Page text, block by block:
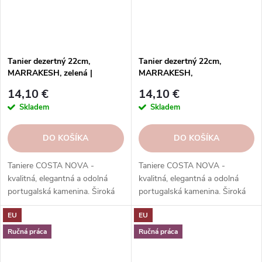
Tanier dezertný 22cm,
MARRAKESH, zelená |
14,10 €
Skladem
DO KOŠÍKA
Taniere COSTA NOVA -
kvalitná, elegantná a odolná
portugalská kamenina. Široká
ponuka kolekcií, tvarov, farieb a
funkcií. Objednávajte v našom
e-shope.
Tanier dezertný 22cm,
MARRAKESH,
14,10 €
Skladem
DO KOŠÍKA
Taniere COSTA NOVA -
kvalitná, elegantná a odolná
portugalská kamenina. Široká
ponuka kolekcií, tvarov, farieb a
funkcií. Objednávajte v našom
e-shope.
EU
Ručná práca
EU
Ručná práca